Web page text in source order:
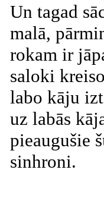
Un tagad
malā,
rokam ir
saloki
labo kāju
uz labās
pieaugušie
sinhroni.